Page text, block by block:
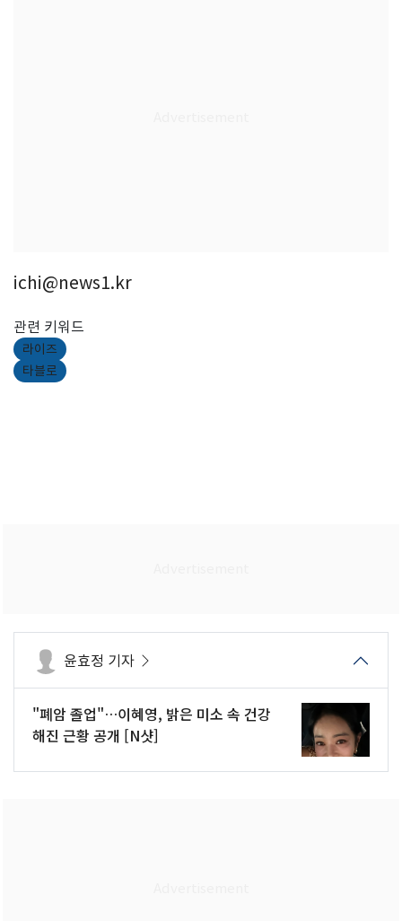
ichi@news1.kr
관련 키워드
라이즈
타블로
윤효정 기자
"폐암 졸업"…이혜영, 밝은 미소 속 건강
해진 근황 공개 [N샷]